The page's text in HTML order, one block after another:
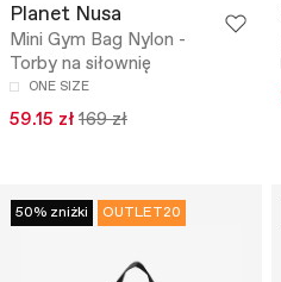
Planet Nusa
Mini Gym Bag Nylon -
Torby na siłownię
ONE SIZE
59.15 zł 169 zł
50% zniżki OUTLET20